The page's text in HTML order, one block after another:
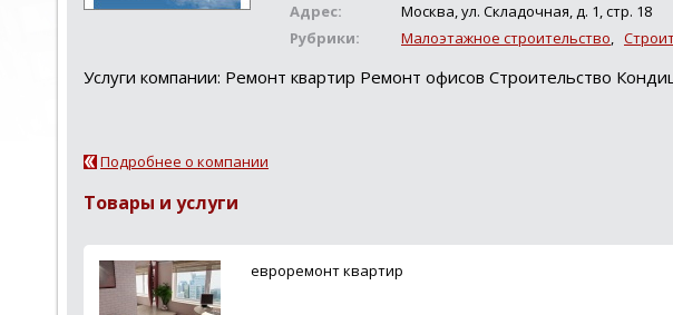
Адрес:
Москва, ул. Складочная, д. 1, стр. 18
Рубрики:
Малоэтажное строительство,
Услуги компании: Ремонт квартир Ремонт офисов Строительство
Подробнее о компании
Товары и услуги
евроремонт квартир